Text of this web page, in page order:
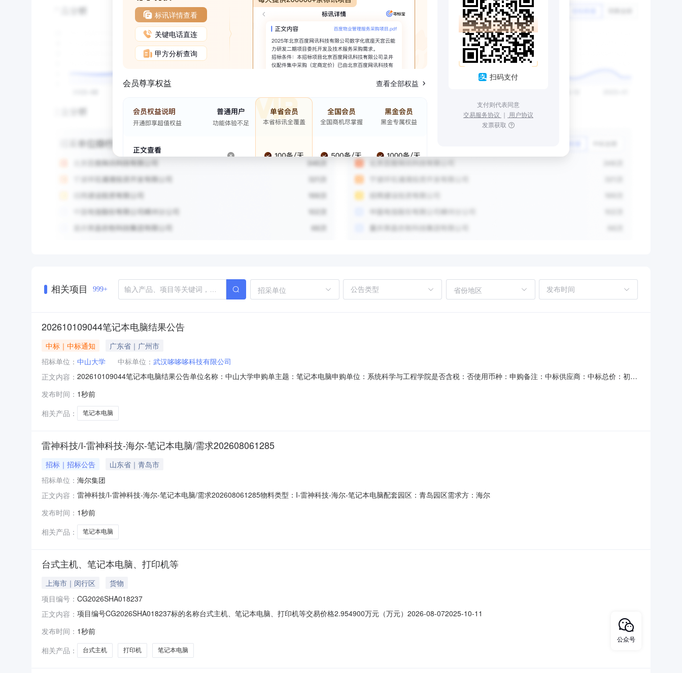
标讯详情查看
关键电话直连
甲方分析查询
会员尊享权益 查看全部权益
扫码支付
支付则代表同意
交易服务协议 ｜ 用户协议
发票获取
相关项目 999+ 招采单位 省份地区
202610109044笔记本电脑结果公告
中标｜中标通知
广东省｜广州市
招标单位： 中山大学 中标单位： 武汉哆哆哆科技有限公司
正文内容： 202610109044笔记本电脑结果公告单位名称：中山大学申购单主题：笔记本电脑申购单位：系统科学与工程学院是否含税：否使用币种：申购备注：中标供应商：中标总价：初选
0.99kgCPU:intelCoreUltra5125H；内存：32GB；屏幕：OLED14英寸；屏幕刷新率120Hz；屏幕分辨率2880*1800；硬盘容量：2TB；预装中大正版办公软件：
发布时间： 1秒前
相关产品：
笔记本电脑
雷神科技/I-雷神科技-海尔-笔记本电脑/需求202608061285
招标｜招标公告
山东省｜青岛市
招标单位： 海尔集团
正文内容： 雷神科技/I-雷神科技-海尔-笔记本电脑/需求202608061285物料类型：I-雷神科技-海尔-笔记本电脑配套园区：青岛园区需求方：海尔
发布时间： 1秒前
相关产品：
笔记本电脑
台式主机、笔记本电脑、打印机等
上海市｜闵行区
货物
项目编号： CG2026SHA018237
正文内容： 项目编号CG2026SHA018237标的名称台式主机、笔记本电脑、打印机等交易价格2.954900万元（万元）2026-08-072025-10-11
发布时间： 1秒前
相关产品：
台式主机 打印机 笔记本电脑
公众号